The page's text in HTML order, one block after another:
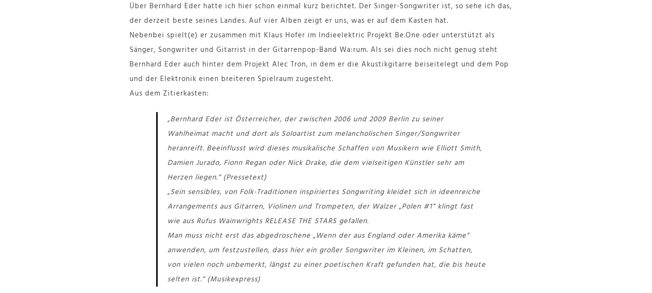
Über Bernhard Eder hatte ich hier schon einmal kurz berichtet. Der Singer-Songwriter ist, so sehe ich das,
der derzeit beste seines Landes. Auf vier Alben zeigt er uns, was er auf dem Kasten hat.
Nebenbei spielt(e) er zusammen mit Klaus Hofer im Indieelektric Projekt Be.One oder unterstützt als
Sänger, Songwriter und Gitarrist in der Gitarrenpop-Band Wa:rum. Als sei dies noch nicht genug steht
Bernhard Eder auch hinter dem Projekt Alec Tron, in dem er die Akustikgitarre beiseitelegt und dem Pop
und der Elektronik einen breiteren Spielraum zugesteht.
Aus dem Zitierkasten:
„Bernhard Eder ist Österreicher, der zwischen 2006 und 2009 Berlin zu seiner
Wahlheimat macht und dort als Soloartist zum melancholischen Singer/Songwriter
heranreift. Beeinflusst wird dieses musikalische Schaffen von Musikern wie Elliott Smith,
Damien Jurado, Fionn Regan oder Nick Drake, die dem vielseitigen Künstler sehr am
Herzen liegen.“ (Pressetext)
„Sein sensibles, von Folk-Traditionen inspiriertes Songwriting kleidet sich in ideenreiche
Arrangements aus Gitarren, Violinen und Trompeten, der Walzer „Polen #1“ klingt fast
wie aus Rufus Wainwrights RELEASE THE STARS gefallen.
Man muss nicht erst das abgedroschene „Wenn der aus England oder Amerika käme“
anwenden, um festzustellen, dass hier ein großer Songwriter im Kleinen, im Schatten,
von vielen noch unbemerkt, längst zu einer poetischen Kraft gefunden hat, die bis heute
selten ist.“ (Musikexpress)